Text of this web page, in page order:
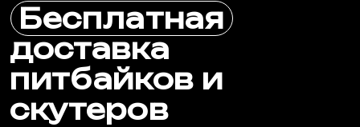
Бесплатная
доставка
питбайков и
скутеров